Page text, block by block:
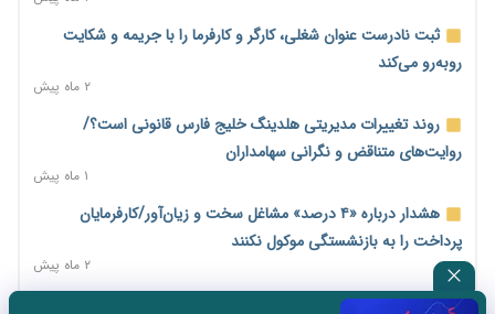
انتقال ریلی نفت ایران از مسیر افغانستان به چین توجیه اقتصادی
ندارد
رصد زنجیره معاملات برای شناسایی تخلفات مالی و جریان‌های
مشکوک
بیش از ۶۰ درصد ناوگان حمل‌ونقل جنوب زیر ضرب جنگ رفت/
بازسازی خسارت‌های تعاونی‌ها ۲ تا ۳ سال زمان می‌برد
۱ روز پیش
بخش خصوصی، پشتوانه ماندگاری توافق‌های احتمالی
ثبت نادرست عنوان شغلی، کارگر و کارفرما را با جریمه و شکایت
روبه‌رو می‌کند
۲ ماه پیش
روند تغییرات مدیریتی هلدینگ خلیج فارس قانونی است؟/
روایت‌های متناقض و نگرانی سهامداران
۱ ماه پیش
هشدار درباره «۴ درصد» مشاغل سخت و زیان‌آور/کارفرمایان
پرداخت را به بازنشستگی موکول نکنند
۲ ماه پیش